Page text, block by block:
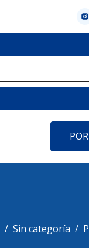
Sin categoría